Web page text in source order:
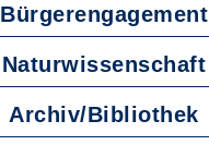
Bürgerengagement
Naturwissenschaft
Archiv/Bibliothek